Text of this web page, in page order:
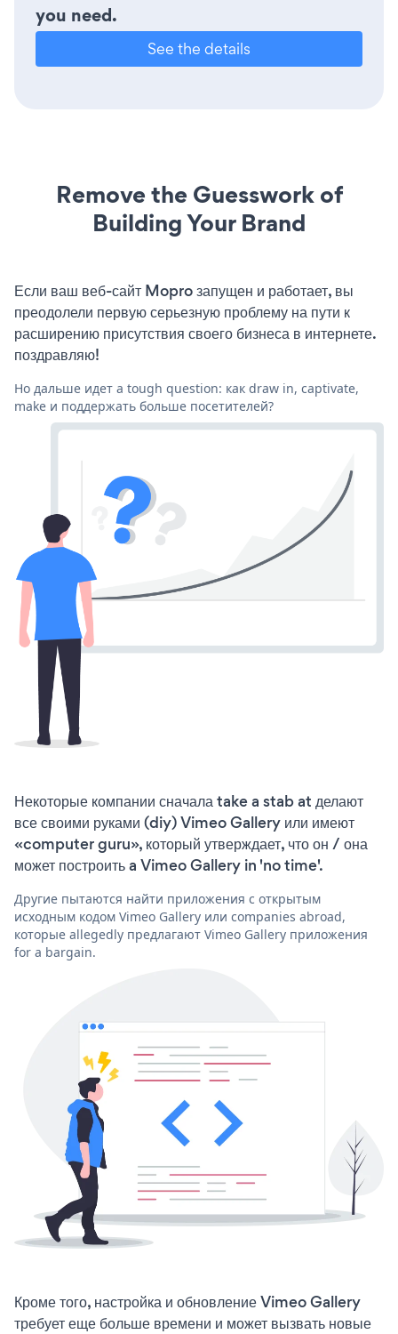
you need.
See the details
Remove the Guesswork of
Building Your Brand
Если ваш веб-сайт Mopro запущен и работает, вы
преодолели первую серьезную проблему на пути к
расширению присутствия своего бизнеса в интернете.
поздравляю!
Но дальше идет a tough question: как draw in, captivate,
make и поддержать больше посетителей?
Некоторые компании сначала take a stab at делают
все своими руками (diy) Vimeo Gallery или имеют
«computer guru», который утверждает, что он / она
может построить a Vimeo Gallery in 'no time'.
Другие пытаются найти приложения с открытым
исходным кодом Vimeo Gallery или companies abroad,
которые allegedly предлагают Vimeo Gallery приложения
for a bargain.
Кроме того, настройка и обновление Vimeo Gallery
требует еще больше времени и может вызвать новые